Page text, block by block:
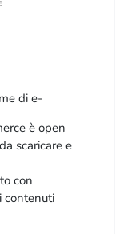
di e-
è open
scaricare e
con
contenuti